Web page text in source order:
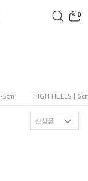
0
5cm HIGH HEELS |